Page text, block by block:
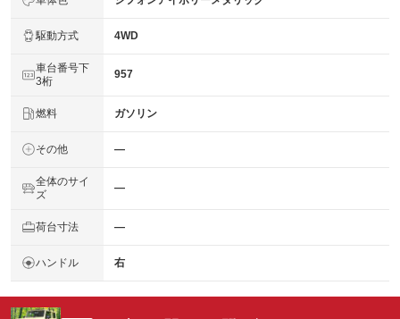
駆動方式 4WD
車台番号下
3桁
957
燃料 ガソリン
その他 ―
全体のサイ
ズ
―
荷台寸法 ―
ハンドル 右